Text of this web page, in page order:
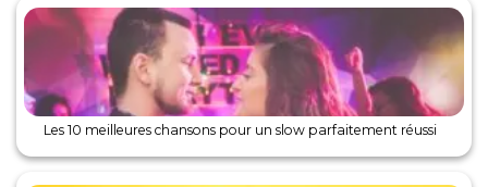
Les 10 meilleures chansons pour un slow parfaitement réussi